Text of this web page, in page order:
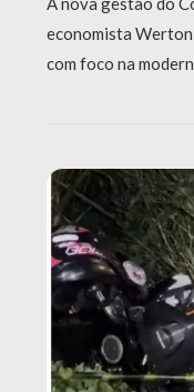
economista
com foco na